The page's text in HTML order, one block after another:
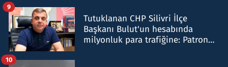
Tutuklanan CHP Silivri İlçe
Başkanı Bulut'un hesabında
milyonluk para trafiğine: Patron
9
10